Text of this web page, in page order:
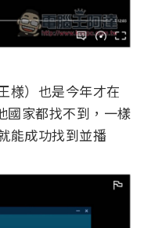
様）也是今年才在
家都找不到，一樣
能成功找到並播